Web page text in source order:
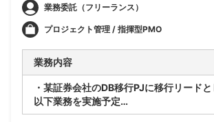
業務委託（フリーランス）
プロジェクト管理 / 指揮型PMO
業務内容
・某証券会社のDB移行PJに移行リード
以下業務を実施予定
-移行計画の作成